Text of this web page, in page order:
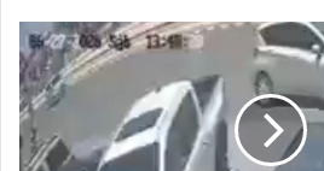
Ahumada
Identifican
a
pareja
as3sin4da
en
ataque